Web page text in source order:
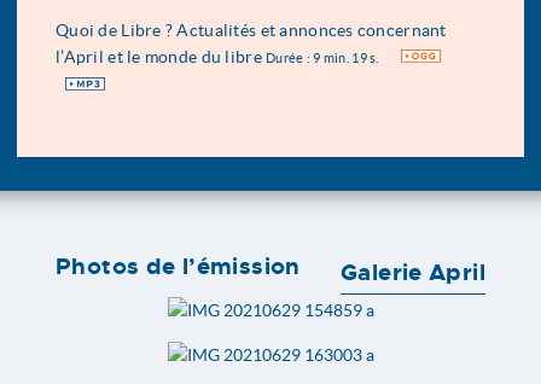
Quoi de Libre ? Actualités et annonces concernant
l’April et le monde du libre Durée : 9 min. 19 s. OGG
MP3
Photos de l’émission Galerie April